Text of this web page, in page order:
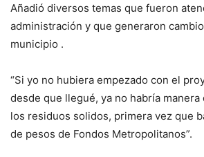
Añadió diversos temas que fueron
administración y que generaron
municipio .
“Si yo no hubiera empezado con el
desde que llegué, ya no habría
los residuos solidos, primera vez que
de pesos de Fondos Metropolitanos”.